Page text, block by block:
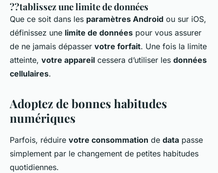
??tablissez une limite de données
Que ce soit dans les paramètres Android ou sur iOS,
définissez une limite de données pour vous assurer
de ne jamais dépasser votre forfait. Une fois la limite
atteinte, votre appareil cessera d’utiliser les données
cellulaires.
Adoptez de bonnes habitudes
numériques
Parfois, réduire votre consommation de data passe
simplement par le changement de petites habitudes
quotidiennes.